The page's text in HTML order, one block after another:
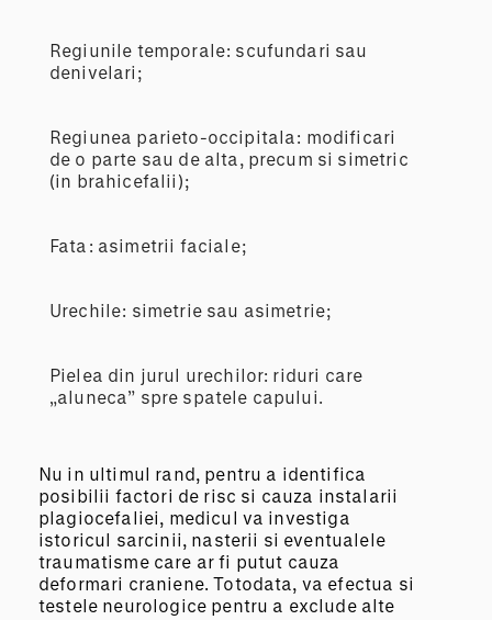
Regiunile temporale: scufundari sau
denivelari;
Regiunea parieto-occipitala: modificari
de o parte sau de alta, precum si simetric
(in brahicefalii);
Fata: asimetrii faciale;
Urechile: simetrie sau asimetrie;
Pielea din jurul urechilor: riduri care
„aluneca” spre spatele capului.
Nu in ultimul rand, pentru a identifica
posibilii factori de risc si cauza instalarii
plagiocefaliei, medicul va investiga
istoricul sarcinii, nasterii si eventualele
traumatisme care ar fi putut cauza
deformari craniene. Totodata, va efectua si
testele neurologice pentru a exclude alte